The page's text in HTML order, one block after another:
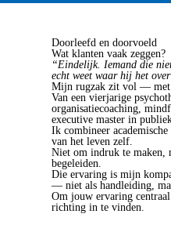
Doorleefd en doorvoeld
Wat klanten vaak zeggen?
“Eindelijk. Iemand die
echt weet waar hij het
Mijn rugzak zit vol — met
Van een vierjarige
organisatiecoaching,
executive master in
Ik combineer
van het leven zelf.
Niet om indruk te maken,
begeleiden.
Die ervaring is mijn
— niet als handleiding,
Om jouw ervaring
richting in te vinden.